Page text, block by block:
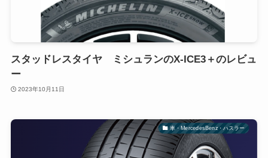
スタッドレスタイヤ ミシュランのX-ICE3＋のレビュ
ー
2023年10月11日
車・MercedesBenz・ハスラー